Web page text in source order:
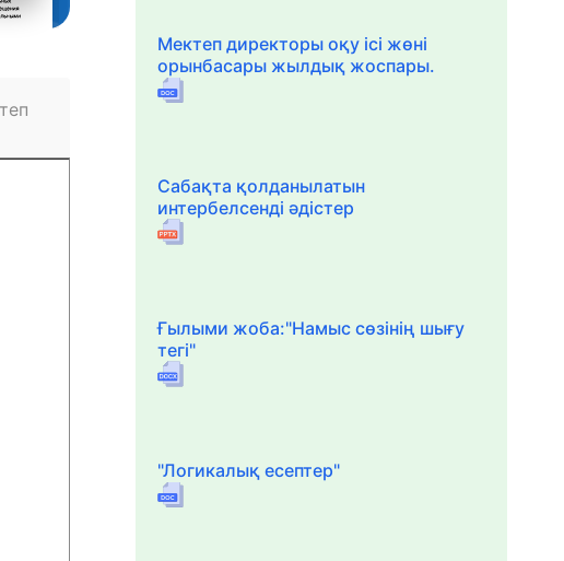
Мектеп директоры оқу ісі жөні
орынбасары жылдық жоспары.
Сабақта қолданылатын
интербелсенді әдістер
Ғылыми жоба:"Намыс сөзінің шығу
тегі"
"Логикалық есептер"